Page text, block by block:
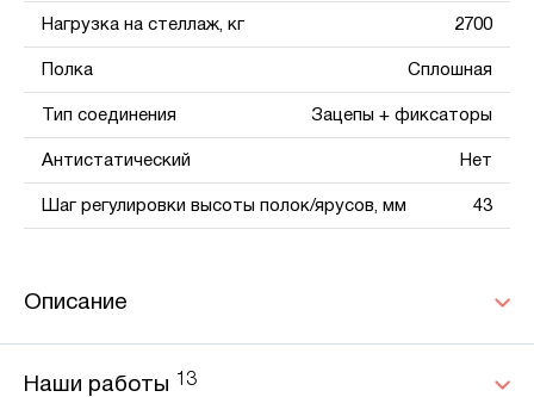
Нагрузка на стеллаж, кг 2700
Полка Сплошная
Тип соединения Зацепы + фиксаторы
Антистатический Нет
Шаг регулировки высоты полок/ярусов, мм 43
Описание
Наши работы 13